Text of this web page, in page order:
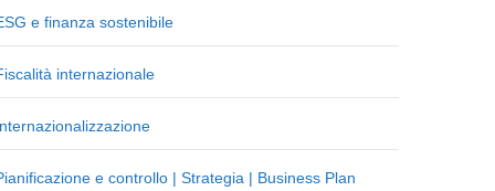
e finanza sostenibile
internazionale
e controllo | Strategia | Business Plan